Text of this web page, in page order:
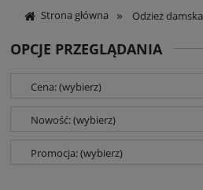
Strona główna » Odzież damska
OPCJE PRZEGLĄDANIA
Cena: (wybierz)
Nowość: (wybierz)
Promocja: (wybierz)